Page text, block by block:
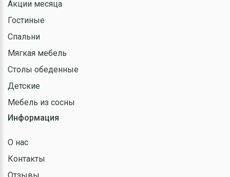
Акции месяца
Гостиные
Спальни
Мягкая мебель
Столы обеденные
Детские
Мебель из сосны
Информация
О нас
Контакты
Отзывы